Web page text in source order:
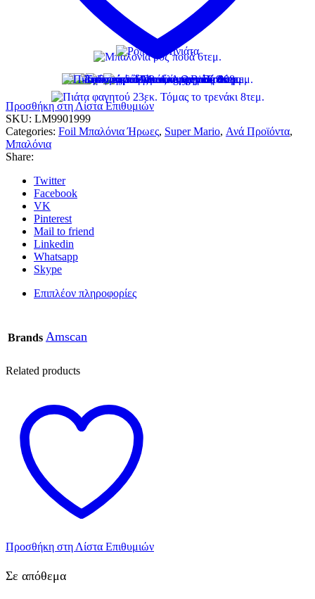
Προσθήκη στη Λίστα Επιθυμιών
SKU: LM9901999
Categories: Foil Μπαλόνια Ήρωες, Super Mario, Ανά Προϊόντα,
Μπαλόνια
Share:
Twitter
Facebook
VK
Pinterest
Mail to friend
Linkedin
Whatsapp
Skype
Επιπλέον πληροφορίες
Brands Amscan
Related products
Προσθήκη στη Λίστα Επιθυμιών
Σε απόθεμα